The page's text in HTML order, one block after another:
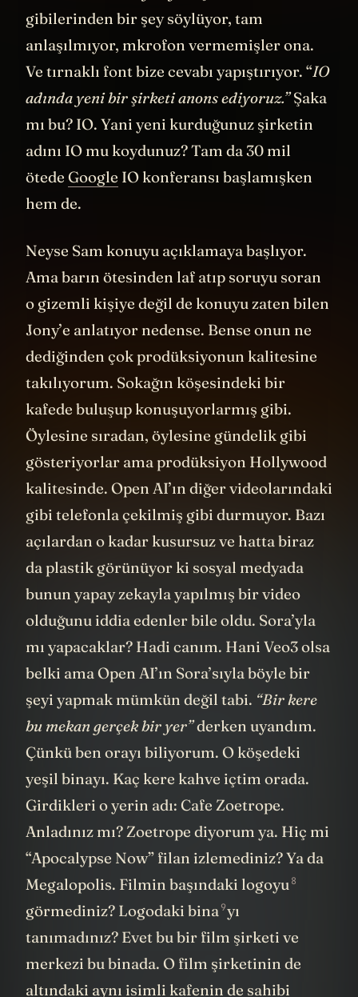
bu anonsta ne oluyor yani şimdi?”
gibilerinden bir şey söylüyor, tam
anlaşılmıyor, mkrofon vermemişler ona.
Ve tırnaklı font bize cevabı yapıştırıyor. “IO
adında yeni bir şirketi anons ediyoruz.”Şaka
mı bu? IO. Yani yeni kurduğunuz şirketin
adını IO mu koydunuz? Tam da 30 mil
ötedeGoogle
Neyse Sam konuyu açıklamaya başlıyor.
Ama barın ötesinden laf atıp soruyu soran
o gizemli kişiye değil de konuyu zaten bilen
Jony’e anlatıyor nedense. Bense onun ne
dediğinden çok prodüksiyonun kalitesine
takılıyorum. Sokağın köşesindeki bir
kafede buluşup konuşuyorlarmış gibi.
Öylesine sıradan, öylesine gündelik gibi
gösteriyorlar ama prodüksiyon Hollywood
kalitesinde. Open AI’ın diğer videolarındaki
gibi telefonla çekilmiş gibi durmuyor. Bazı
açılardan o kadar kusursuz ve hatta biraz
da plastik görünüyor ki sosyal medyada
bunun yapay zekayla yapılmış bir video
olduğunu iddia edenler bile oldu. Sora’yla
mı yapacaklar? Hadi canım. Hani Veo3 olsa
belki ama Open AI’ın Sora’sıyla böyle bir
şeyi yapmak mümkün değil tabi.“Bir kere
bu mekan gerçek bir yer”derken uyandım.
Çünkü ben orayı biliyorum. O köşedeki
yeşil binayı. Kaç kere kahve içtim orada.
Girdikleri o yerin adı: Cafe Zoetrope.
Anladınız mı? Zoetrope diyorum ya. Hiç mi
“Apocalypse Now” filan izlemediniz? Ya da
Megalopolis. Filmin başındaki
görmediniz? Logodakibina yı
tanımadınız? Evet bu bir film şirketi ve
merkezi bu binada. O film şirketinin de